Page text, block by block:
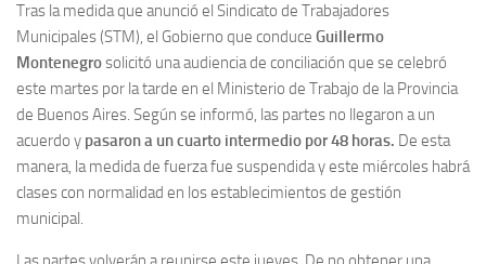
Tras la medida que anunció el Sindicato de Trabajadores
Municipales (STM), el Gobierno que conduce Guillermo
Montenegrosolicitó una audiencia de conciliación que se celebró
este martes por la tarde en el Ministerio de Trabajo de la Provincia
de Buenos Aires. Según se informó, las partes no llegaron a un
acuerdo y pasaron a un cuarto intermedio por 48 horas. De esta
manera, la medida de fuerza fue suspendida y este miércoles habrá
clases con normalidad en los establecimientos de gestión
municipal.